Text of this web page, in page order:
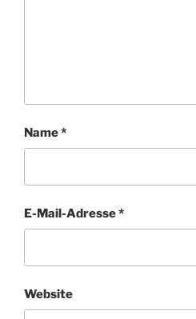
Name*
E-Mail-Adresse*
Website